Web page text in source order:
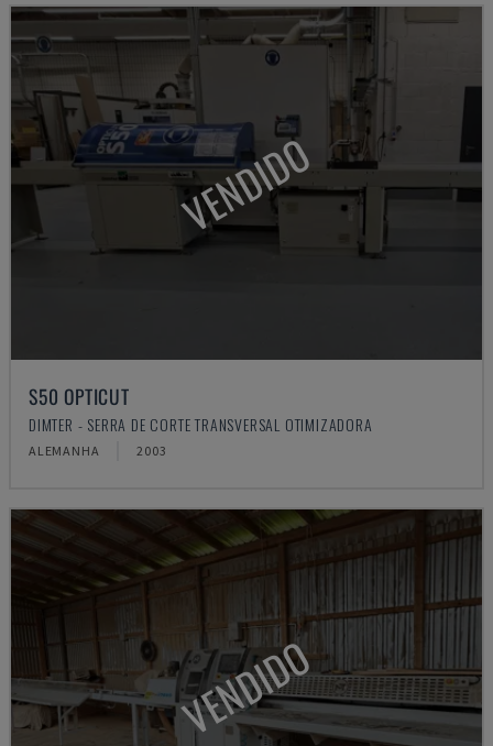
VENDIDO
S50 OPTICUT
DIMTER - SERRA DE CORTE TRANSVERSAL OTIMIZADORA
ALEMANHA 2003
VENDIDO